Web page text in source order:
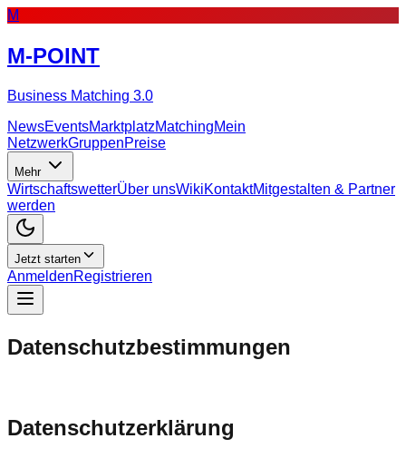
M
M-POINT
Business Matching 3.0
NewsEventsMarktplatzMatchingMein
NetzwerkGruppenPreise
Mehr
WirtschaftswetterÜber unsWikiKontaktMitgestalten & Partner
werden
Jetzt starten
AnmeldenRegistrieren
Datenschutzbestimmungen
Datenschutz­erklärung